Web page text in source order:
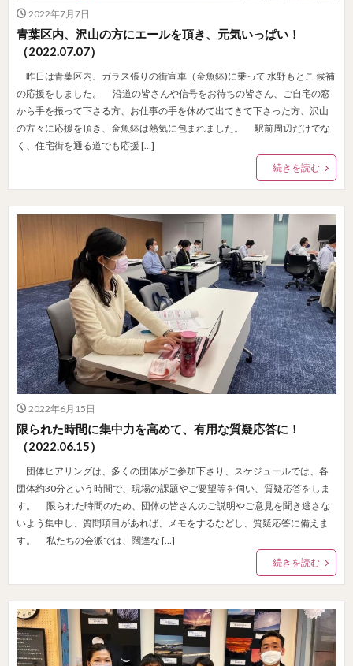
2022年7月7日
青葉区内、沢山の方にエールを頂き、元気いっぱい！
（2022.07.07）
昨日は青葉区内、ガラス張りの街宣車（金魚鉢)に乗って 水野もとこ 候補
の応援をしました。 沿道の皆さんや信号をお待ちの皆さん、ご自宅の窓
から手を振って下さる方、お仕事の手を休めて出てきて下さった方、沢山
の方々に応援を頂き、金魚鉢は熱気に包まれました。 駅前周辺だけでな
く、住宅街を通る道でも応援 […]
続きを読む
2022年6月15日
限られた時間に集中力を高めて、有用な質疑応答に！
（2022.06.15）
団体ヒアリングは、多くの団体がご参加下さり、スケジュールでは、各
団体約30分という時間で、現場の課題やご要望等を伺い、質疑応答をしま
す。 限られた時間のため、団体の皆さんのご説明やご意見を聞き逃さな
いよう集中し、質問項目があれば、メモをするなどし、質疑応答に備えま
す。 私たちの会派では、闊達な […]
続きを読む